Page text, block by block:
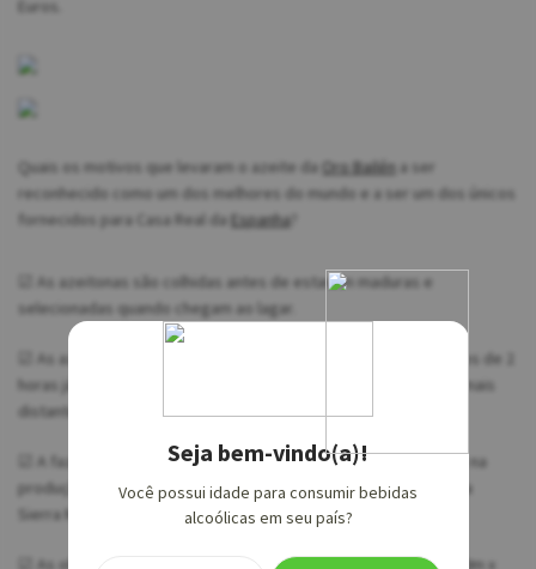
Euros.
Quais os motivos que levaram o azeite da Oro Bailén a ser
reconhecido como um dos melhores do mundo e a ser um dos únicos
fornecidos para Casa Real da Espanha
☑ As azeitonas são colhidas antes de estarem maduras e
selecionadas quando chegam ao lagar.
☑ As azeitonas são colhidas num horário bem cedo e em menos de 2
horas já são processadas no lagar. A distância entre a oliveira mais
distante e o lagar é de apenas 5 km.
☑ A fazenda Los Juncales, o qual fornece as azeitonas usadas na
produção do azeiteOro Bailén, está localizada nas encostas da
Sierra Morena, a 400m de altitude, num terroir único.
☑ As oliveiras estão plantadas obedecendo o compasso de 10m x
Seja bem-vindo(a)!
Você possui idade para consumir bebidas
alcoólicas em seu país?